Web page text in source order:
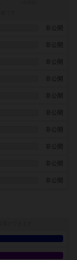
非公開
非公開
非公開
非公開
非公開
非公開
非公開
非公開
非公開
非公開